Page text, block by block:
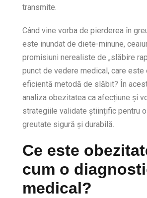
transmite.
Când vine vorba de pierderea în
este inundat de diete-minune,
promisiuni nerealiste de „slăbire
punct de vedere medical, care este
eficientă metodă de slăbit? În
analiza obezitatea ca afecțiune și
strategiile validate științific pentru
greutate sigură și durabilă.
Ce este
cum o
medical?